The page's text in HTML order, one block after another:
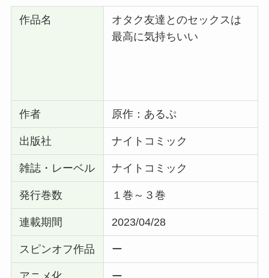
作品名
オタク友達とのセックスは
最高に気持ちいい
作者 原作：あるぷ
出版社 ナイトコミック
雑誌・レーベル ナイトコミック
発行巻数 １巻～３巻
連載期間 2023/04/28
スピンオフ作品 ー